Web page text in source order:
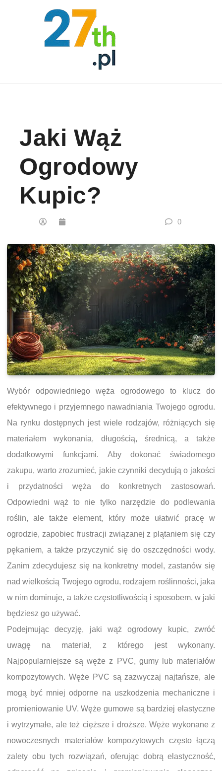
Jaki Wąż
Ogrodowy
Kupic?
0
Wybór odpowiedniego węża ogrodowego to klucz do
efektywnego i przyjemnego nawadniania Twojego ogrodu.
Na rynku dostępnych jest wiele rodzajów, różniących się
materiałem wykonania, długością, średnicą, a także
dodatkowymi funkcjami. Aby dokonać świadomego
zakupu, warto zrozumieć, jakie czynniki decydują o jakości
i przydatności węża do konkretnych zastosowań.
Odpowiedni wąż to nie tylko narzędzie do podlewania
roślin, ale także element, który może ułatwić pracę w
ogrodzie, zapobiec frustracji związanej z plątaniem się czy
pękaniem, a także przyczynić się do oszczędności wody.
Zanim zdecydujesz się na konkretny model, zastanów się
nad wielkością Twojego ogrodu, rodzajem roślinności, jaka
w nim dominuje, a także częstotliwością i sposobem, w jaki
będziesz go używać.
Podejmując decyzję, jaki wąż ogrodowy kupic, zwróć
uwagę na materiał, z którego jest wykonany.
Najpopularniejsze są węże z PVC, gumy lub materiałów
kompozytowych. Węże PVC są zazwyczaj najtańsze, ale
mogą być mniej odporne na uszkodzenia mechaniczne i
promieniowanie UV. Węże gumowe są bardziej elastyczne
i wytrzymałe, ale też cięższe i droższe. Węże wykonane z
nowoczesnych materiałów kompozytowych często łączą
zalety obu tych rozwiązań, oferując dobrą elastyczność,